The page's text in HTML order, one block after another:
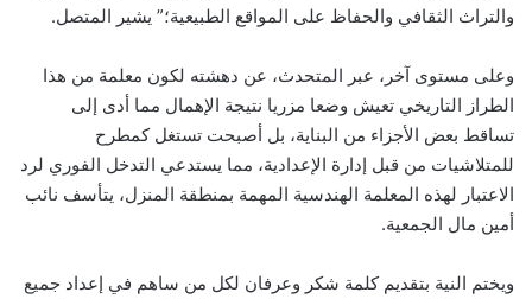
والتراث الثقافي والحفاظ على المواقع الطبيعية؛” يشير المتصل.
وعلى مستوى آخر، عبر المتحدث، عن دهشته لكون معلمة من هذا
الطراز التاريخي تعيش وضعا مزريا نتيجة الإهمال مما أدى إلى
تساقط بعض الأجزاء من البناية، بل أصبحت تستغل كمطرح
للمتلاشيات من قبل إدارة الإعدادية، مما يستدعي التدخل الفوري لرد
الاعتبار لهذه المعلمة الهندسية المهمة بمنطقة المنزل، يتأسف نائب
أمين مال الجمعية.
ويختم النية بتقديم كلمة شكر وعرفان لكل من ساهم في إعداد جميع